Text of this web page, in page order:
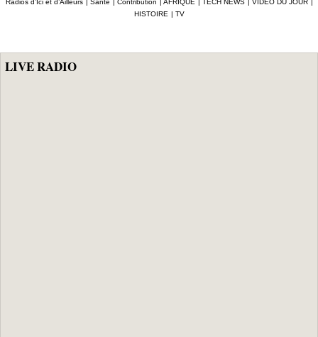
Radios d’Ici et d’Ailleurs | Santé | Contribution | AFRIQUE | TECH NEWS | VIDEO DU JOUR |
HISTOIRE | TV
LIVE RADIO